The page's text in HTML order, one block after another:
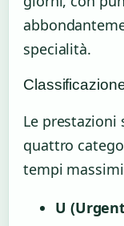
specialità.
Le prestazioni
quattro
tempi
U